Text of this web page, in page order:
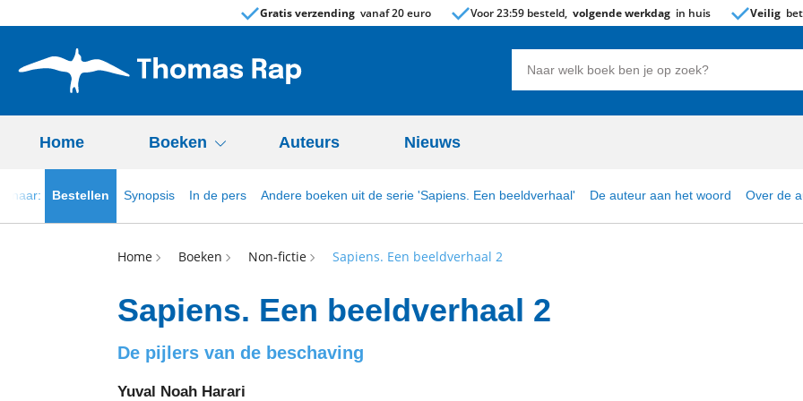
Gratis verzendingvanaf 20 euro Voor 23:59 besteld, volgende werkdagin huis Veilig
Zoeken
Home Boeken Auteurs Nieuws
naar: Bestellen Synopsis In de pers Andere boeken uit de serie 'Sapiens. Een beeldverhaal' De auteur aan het woord Over de
Home Boeken Non-fictie Sapiens. Een beeldverhaal 2
Sapiens. Een beeldverhaal 2
De pijlers van de beschaving
Yuval Noah Harari